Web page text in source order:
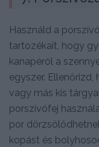
Használd a
tartozékait, hogy
kanapéról a
egyszer.
vagy más kis
porszívófej
por
kopást és